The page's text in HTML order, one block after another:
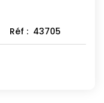
Réf : 43705